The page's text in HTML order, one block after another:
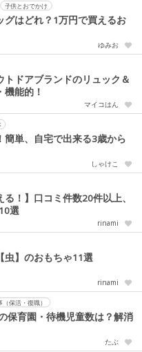
子供とおでかけ
グはどれ？1万円で買えるお
ゆみお
トドアブランドのリュック＆
機能的！
マイコはん
簡単、自宅で出来る3歳から
しゃけこ
る！】口コミ件数20件以上、
選
rinami
虫】のおもちゃ11選
rinami
保活・復職）
保育園・待機児童数は？解消
たぶ